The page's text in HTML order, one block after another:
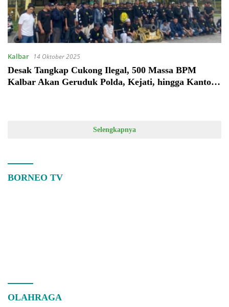
Kalbar 14 Oktober 2025
Desak Tangkap Cukong Ilegal, 500 Massa BPM
Kalbar Akan Geruduk Polda, Kejati, hingga Kantor
Selengkapnya
BORNEO TV
OLAHRAGA